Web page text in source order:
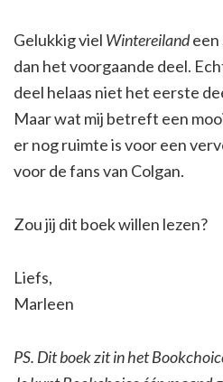
Gelukkig viel Wintereilandeen
dan het voorgaande deel.
deel helaas niet het eerste
Maar wat mij betreft een
er nog ruimte is voor een
voor de fans van Colgan.
Zou jij dit boek willen lezen?
Liefs,
Marleen
PS. Dit boek zit in het